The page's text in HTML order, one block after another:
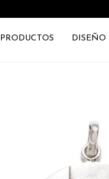
PRODUCTOS DISEÑO